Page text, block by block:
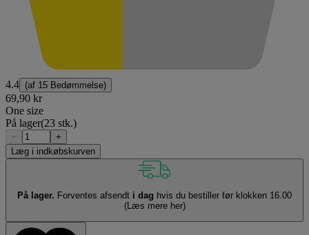
4.4 (af 15 Bedømmelse)
69,90 kr
One size
På lager(23 stk.)
−
+
Læg i indkøbskurven
På lager. Forventes afsendt i dag hvis du bestiller før klokken 16.00
(Læs mere her)